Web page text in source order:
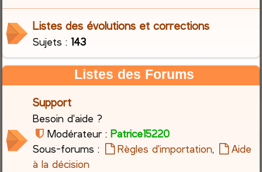
h
Listes des évolutions et corrections
Sujets :143
Listes des Forums
Support
Besoin d'aide ?
Modérateur : Patrice15220
Sous-forums :
Règles d'importation,
Aide
à la décision